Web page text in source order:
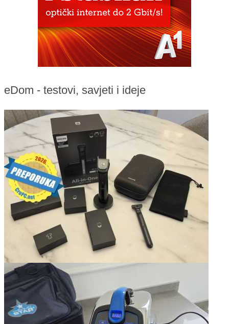
eDom - testovi, savjeti i ideje